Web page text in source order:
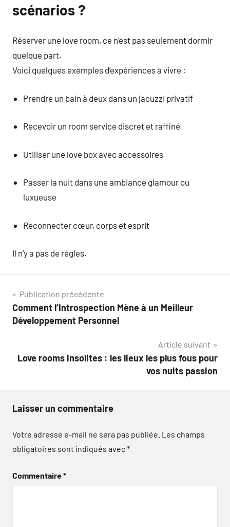
scénarios ?
Réserver une love room, ce n’est pas seulement dormir
quelque part.
Voici quelques exemples d’expériences à vivre :
Prendre un bain à deux dans un jacuzzi privatif
Recevoir un room service discret et raffiné
Utiliser une love box avec accessoires
Passer la nuit dans une ambiance glamour ou
luxueuse
Reconnecter cœur, corps et esprit
Il n’y a pas de règles.
Navigation
de
Publication précédente
Comment l’Introspection Mène à un Meilleur
Développement Personnel
Article suivant
Love rooms insolites : les lieux les plus fous pour
vos nuits passion
Laisser un commentaire
Votre adresse e-mail ne sera pas publiée. Les champs
obligatoires sont indiqués avec*
Commentaire*